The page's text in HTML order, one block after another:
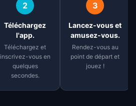
2
Téléchargez
l'app.
Téléchargez et
inscrivez-vous en
quelques
secondes.
3
Lancez-vous et
amusez-vous.
Rendez-vous au
point de départ et
jouez !